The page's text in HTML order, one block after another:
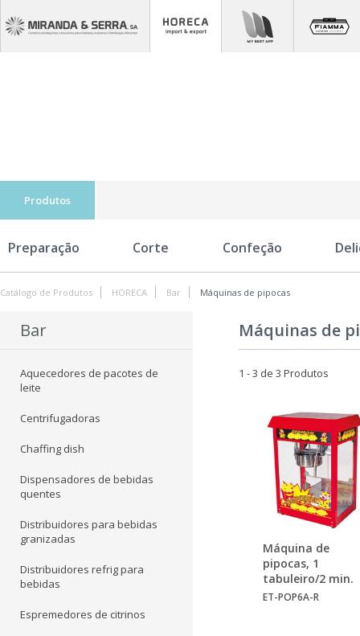
Produtos
Preparação Corte Confeção
Catálogo de Produtos HORECA Bar Máquinas de pipocas
Bar
Aquecedores de pacotes de
leite
Centrifugadoras
Chaffing dish
Dispensadores de bebidas
quentes
Distribuidores para bebidas
granizadas
Distribuidores refrig para
bebidas
Espremedores de citrinos
Máquinas de
1 - 3 de 3 Produtos
Máquina de
pipocas, 1
tabuleiro/2 min.
ET-POP6A-R